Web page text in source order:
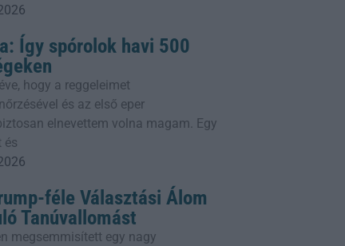
Így spórolok havi 500
hogy a reggeleimet
és az első eper
elnevettem volna magam. Egy
és
féle Választási Álom
Tanúvallomást
megsemmisített egy nagy